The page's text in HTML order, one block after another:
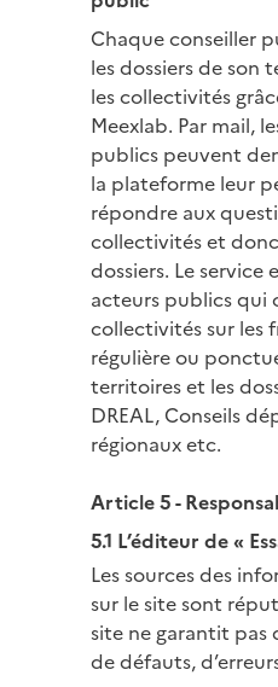
Chaque conseiller
les dossiers de son
les collectivités
Meexlab. Par mail,
publics peuvent
la plateforme leur
répondre aux
collectivités et
dossiers. Le service
acteurs publics qui
collectivités sur les
régulière ou
territoires et les
DREAL, Conseils
régionaux etc.
Article 5 -
5.1 L’éditeur de «
Les sources des
sur le site sont
site ne garantit pas
de défauts,